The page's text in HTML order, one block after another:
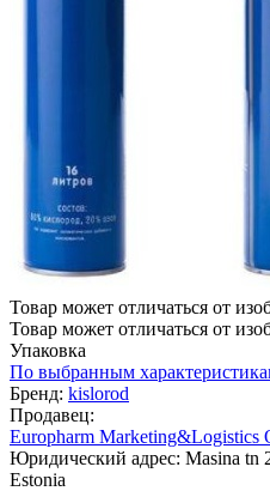
Товар может отличаться от
Товар может отличаться от
Упаковка
По выбранным
Бренд: kislorod
Продавец:
Europharm Marketing&Logistics
Юридический адрес: Masina tn
Estonia